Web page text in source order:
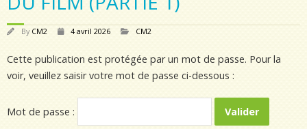
By CM2 4 avril 2026 CM2
Cette publication est protégée par un mot de passe. Pour la
voir, veuillez saisir votre mot de passe ci-dessous :
Mot de passe :